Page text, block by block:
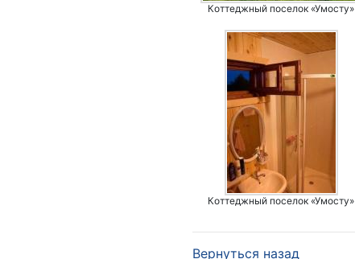
Коттеджный поселок «Умосту»
Коттеджный поселок «Умосту»
Вернуться назад